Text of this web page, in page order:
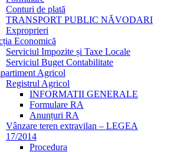
Conturi de plată
TRANSPORT PUBLIC NĂVODARI
Exproprieri
Economică
Serviciul Impozite și Taxe Locale
Serviciul Buget Contabilitate
Agricol
Registrul Agricol
INFORMATII GENERALE
Formulare RA
Anunțuri RA
Vânzare teren extravilan – LEGEA
17/2014
Procedura